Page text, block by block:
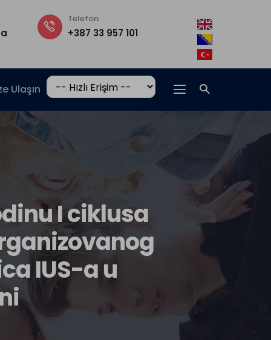
Telefon
+387 33 957 101
Rektörlük
B Binası, 3.
Ulaşın
I ciklusa
IUS-a u